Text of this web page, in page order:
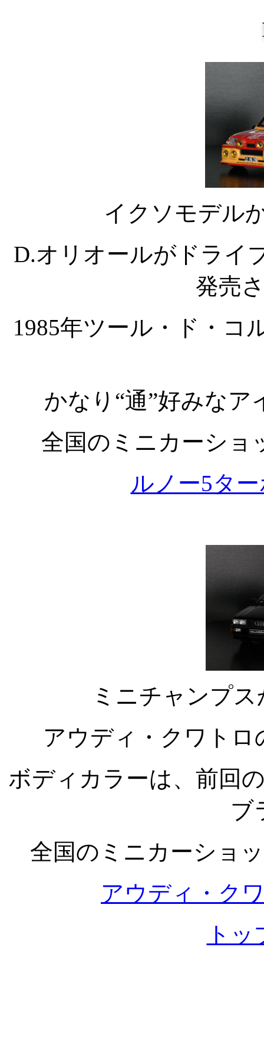
イクソモデル
D.オリオールがドライ
発売
1985年ツール・ド・コ
かなり“通”好みな
全国のミニカーショ
ルノー5タ
ミニチャンプ
アウディ・クワト
ボディカラーは、前回
ブ
全国のミニカーショ
アウディ・ク
ト